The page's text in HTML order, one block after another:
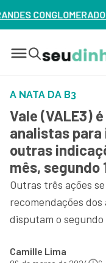
NO BRASIL?
A NATA DA B3
Vale (VALE3)
analistas para
outras
mês, segundo
Outras três ações
recomendações
disputam o
Camille Lima